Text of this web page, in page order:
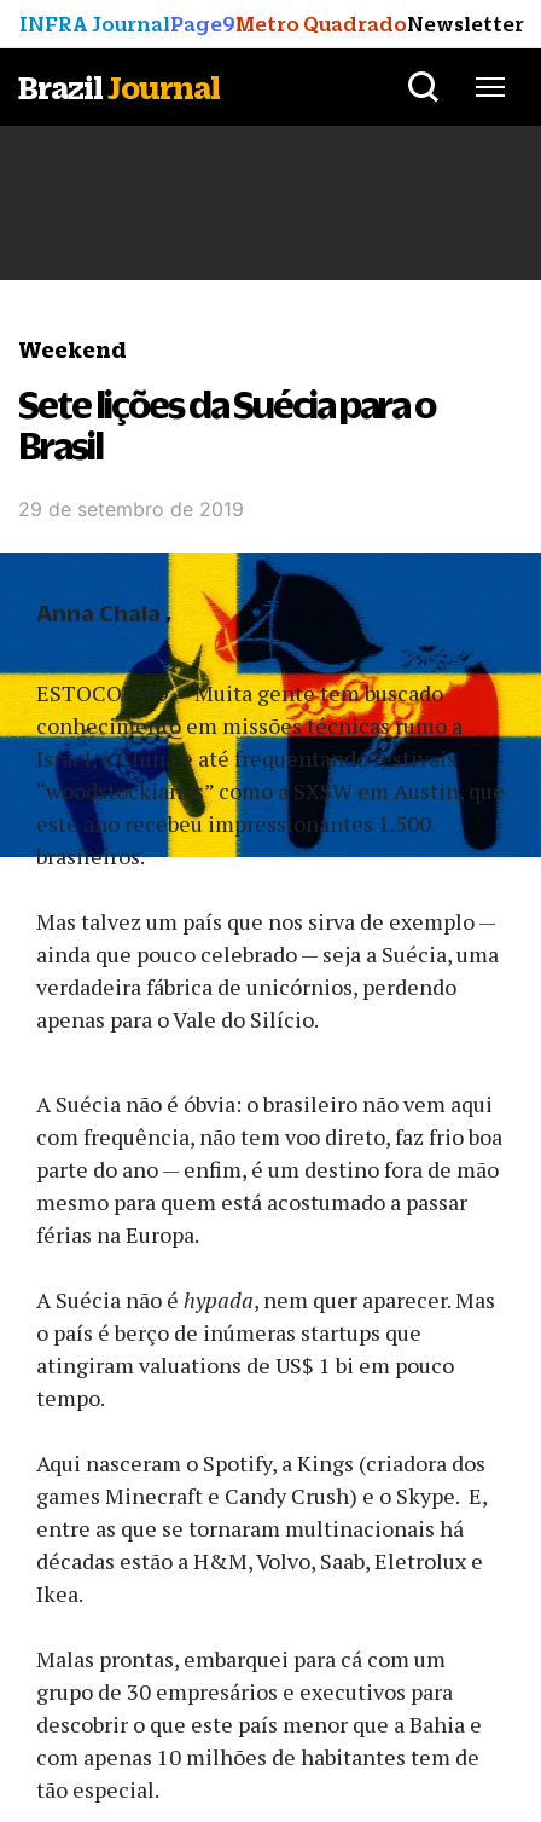
INFRA JournalPage9Metro QuadradoNewsletter
BrazilJournal
Weekend
Sete lições da Suécia para o
Brasil
29 de setembro de 2019
ESTOCOLMO — Muita gente tem buscado
conhecimento em missões técnicas rumo a
Israel, à China e até frequentando festivais
“woodstockianos” como a SXSW em Austin, que
este ano recebeu impressionantes 1.500
brasileiros.
Mas talvez um país que nos sirva de exemplo —
ainda que pouco celebrado — seja a Suécia, uma
verdadeira fábrica de unicórnios, perdendo
apenas para o Vale do Silício.
A Suécia não é óbvia: o brasileiro não vem aqui
com frequência, não tem voo direto, faz frio boa
parte do ano — enfim, é um destino fora de mão
mesmo para quem está acostumado a passar
férias na Europa.
A Suécia não é hypada, nem quer aparecer. Mas
o país é berço de inúmeras startups que
atingiram valuations de US$ 1 bi em pouco
tempo.
Aqui nasceram o Spotify, a Kings (criadora dos
games Minecraft e Candy Crush) e o Skype. E,
entre as que se tornaram multinacionais há
décadas estão a H&M, Volvo, Saab, Eletrolux e
Ikea.
Malas prontas, embarquei para cá com um
grupo de 30 empresários e executivos para
descobrir o que este país menor que a Bahia e
com apenas 10 milhões de habitantes tem de
tão especial.
Anna Chaia